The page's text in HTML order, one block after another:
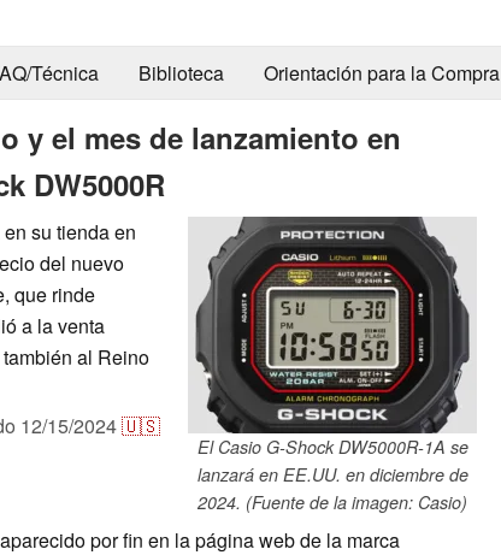
Técnica Biblioteca Orientación para la Compra
y el mes de lanzamiento en
DW5000R
El Casio G-Shock DW5000R-1A se
lanzará en EE.UU. en diciembre de
2024. (Fuente de la imagen: Casio)
su tienda en
del nuevo
que rinde
a la venta
al Reino
12/15/2024🇺🇸
por fin en la página web de la marca